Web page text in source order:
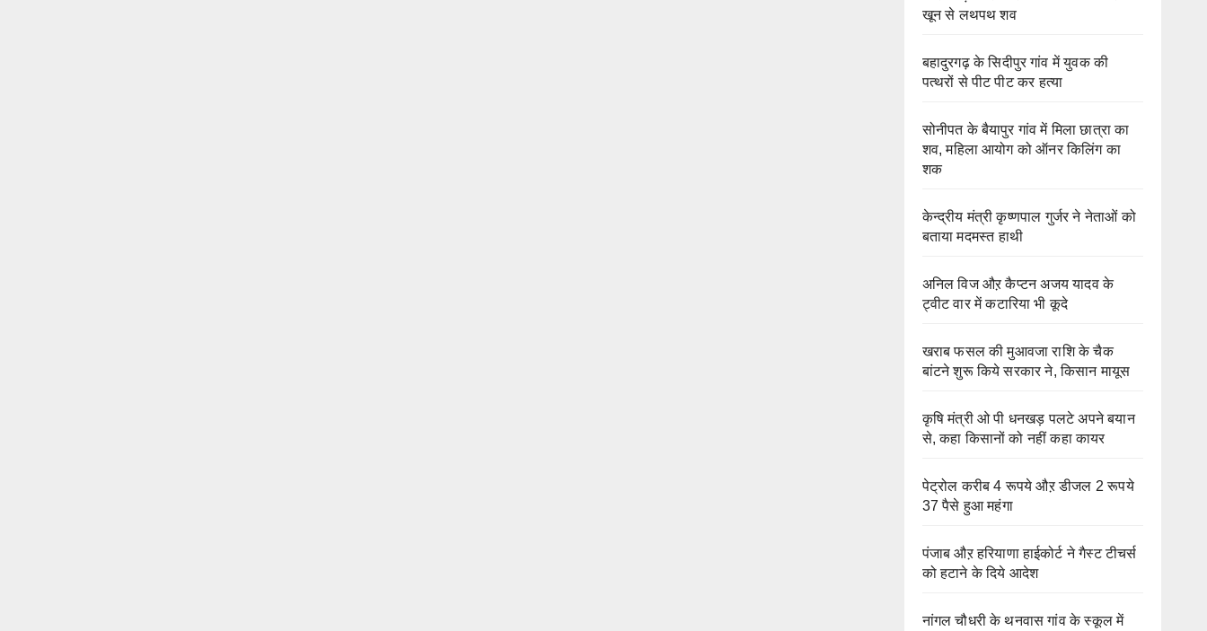
खून से लथपथ शव
बहादुरगढ़ के सिदीपुर गांव में युवक की
पत्थरों से पीट पीट कर हत्या
सोनीपत के बैयापुर गांव में मिला छात्रा का
शव, महिला आयोग को ऑनर किलिंग का
शक
केन्द्रीय मंत्री कृष्णपाल गुर्जर ने नेताओं को
बताया मदमस्त हाथी
अनिल विज औऱ कैप्टन अजय यादव के
ट्वीट वार में कटारिया भी कूदे
खराब फसल की मुआवजा राशि के चैक
बांटने शुरू किये सरकार ने, किसान मायूस
कृषि मंत्री ओ पी धनखड़ पलटे अपने बयान
से, कहा किसानों को नहीं कहा कायर
पेट्रोल करीब 4 रूपये औऱ डीजल 2 रूपये
37 पैसे हुआ महंगा
पंजाब औऱ हरियाणा हाईकोर्ट ने गैस्ट टीचर्स
को हटाने के दिये आदेश
नांगल चौधरी के थनवास गांव के स्कूल में